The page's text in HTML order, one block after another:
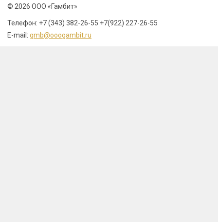
© 2026 ООО «Гамбит»
Телефон: +7 (343) 382-26-55 +7(922) 227-26-55
E-mail: gmb@ooogambit.ru